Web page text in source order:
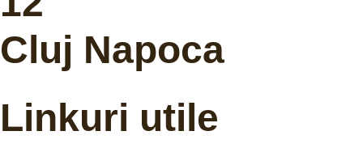
Cluj Napoca
Linkuri utile